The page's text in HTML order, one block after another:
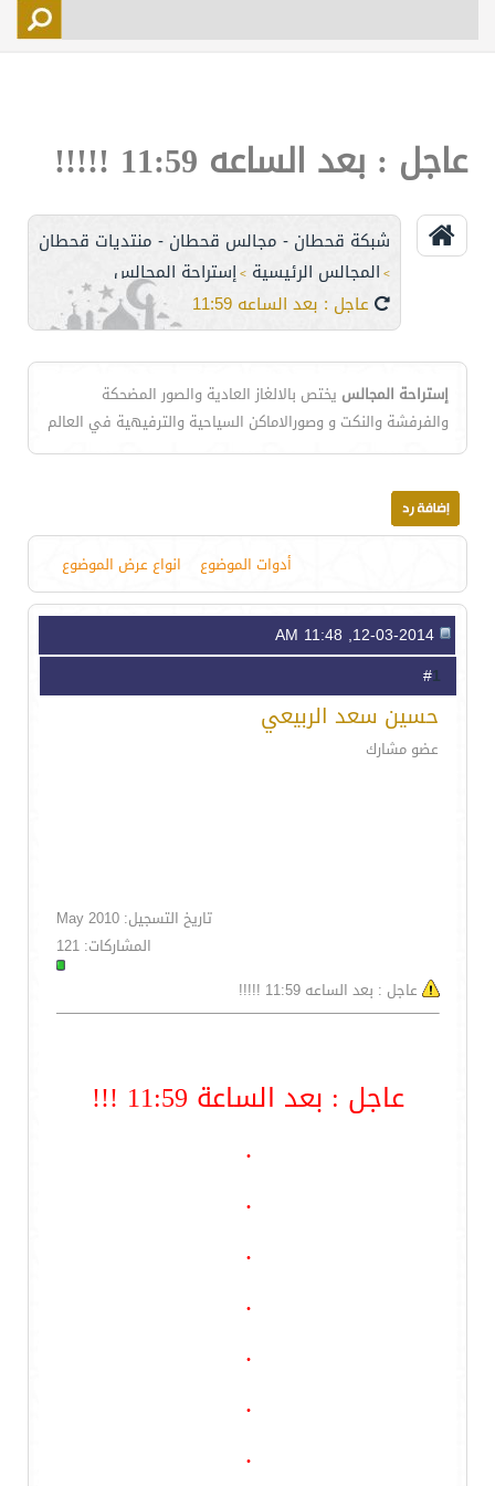
اتصل بنا
عاجل : بعد الساعه 11:59 !!!!!
شبكة قحطان - مجالس قحطان - منتديات قحطان
> المجالس الرئيسية >إستراحة المجالس
عاجل : بعد الساعه 11:59 !!!!!
إستراحة المجالس يختص بالالغاز العادية والصور المضحكة
والفرفشة والنكت و وصورالاماكن السياحية والترفيهية في العالم
أدوات الموضوع انواع عرض الموضوع
1
حسين سعد الربيعي
عضو مشارك
تاريخ التسجيل: May 2010
المشاركات: 121
عاجل : بعد الساعه 11:59 !!!!!
عاجل : بعد الساعة 11:59 !!!
.
.
.
.
.
.
.